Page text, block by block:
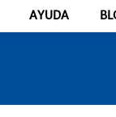
AYUDA